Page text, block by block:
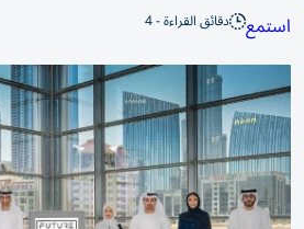
استمع دقائق القراءة - 4